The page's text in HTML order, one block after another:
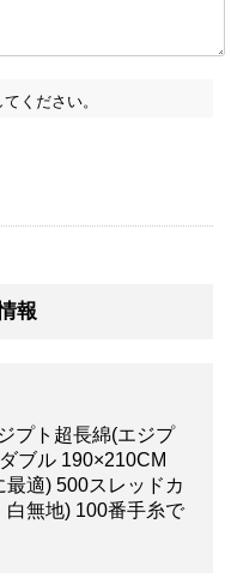
ください。
報
プト超長綿(エジプ
ブル 190×210CM
適) 500スレッドカ
白無地) 100番手糸で